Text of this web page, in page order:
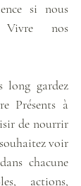
si nous
nos
long gardez
Présents à
de nourrir
voir
chacune
actions,